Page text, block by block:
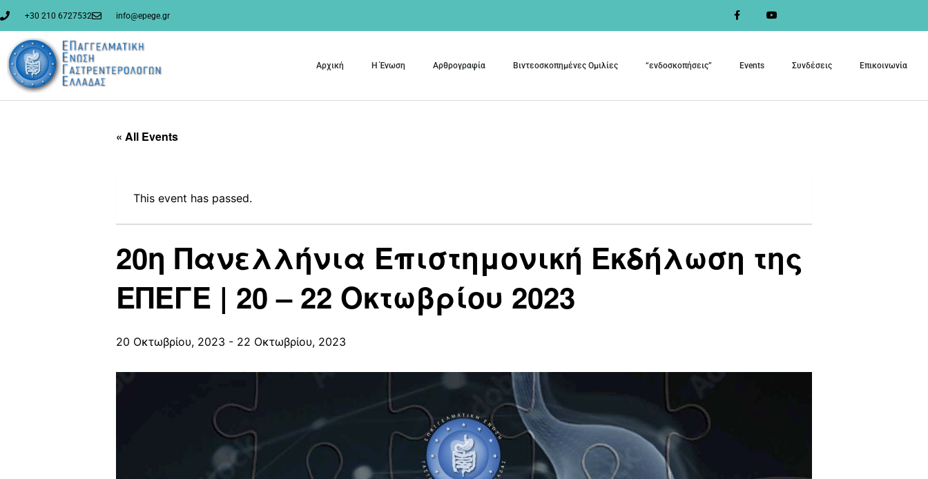
+30 210 6727532 info@epege.gr
Αρχική Η Ένωση Αρθρογραφία Βιντεοσκοπημένες Ομιλίες “ενδοσκοπήσεις” Events Συνδέσεις Επικοινωνία
« All Events
This event has passed.
20η Πανελλήνια Επιστημονική Εκδήλωση της
ΕΠΕΓΕ | 20 – 22 Οκτωβρίου 2023
20 Οκτωβρίου, 2023 - 22 Οκτωβρίου, 2023